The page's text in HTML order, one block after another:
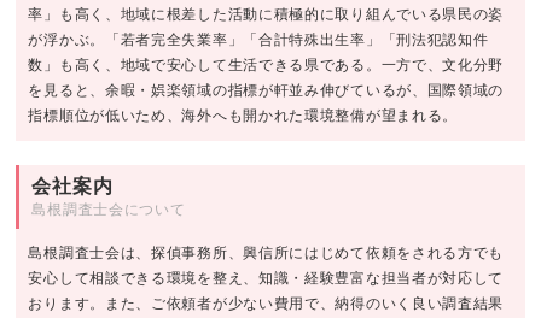
率」も高く、地域に根差した活動に積極的に取り組んでいる県民の姿
が浮かぶ。「若者完全失業率」「合計特殊出生率」「刑法犯認知件
数」も高く、地域で安心して生活できる県である。一方で、文化分野
を見ると、余暇・娯楽領域の指標が軒並み伸びているが、国際領域の
指標順位が低いため、海外へも開かれた環境整備が望まれる。
会社案内
島根調査士会について
島根調査士会は、探偵事務所、興信所にはじめて依頼をされる方でも
安心して相談できる環境を整え、知識・経験豊富な担当者が対応して
おります。また、ご依頼者が少ない費用で、納得のいく良い調査結果